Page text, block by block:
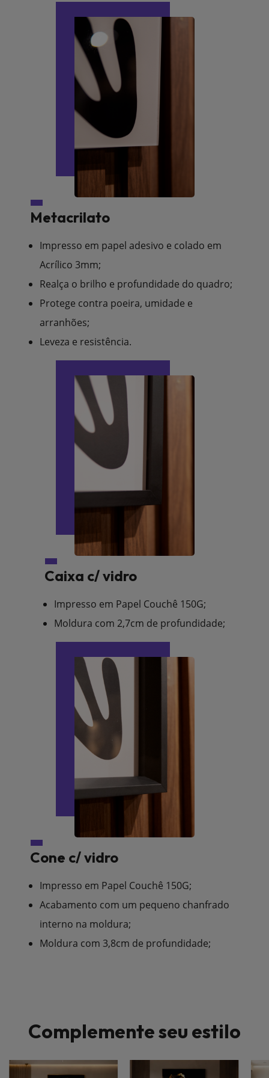
Metacrilato
Impresso em papel adesivo e colado em
Acrílico 3mm;
Realça o brilho e profundidade do quadro;
Protege contra poeira, umidade e
arranhões;
Leveza e resistência.
Caixa c/ vidro
Impresso em Papel Couchê 150G;
Moldura com 2,7cm de profundidade;
Cone c/ vidro
Impresso em Papel Couchê 150G;
Acabamento com um pequeno chanfrado
interno na moldura;
Moldura com 3,8cm de profundidade;
Complemente seu estilo